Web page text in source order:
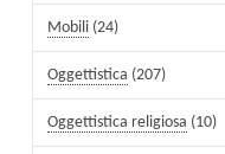
Mobili (24)
Oggettistica (207)
Oggettistica religiosa (10)